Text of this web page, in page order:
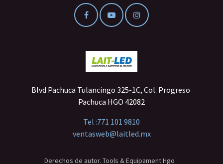
Blvd Pachuca Tulancingo 325-1C, Col. Progreso
Pachuca HGO 42082
Tel :771 101 9810
ventasweb@laitled.mx
Derechos de autor. Tools & Equipament Hgo